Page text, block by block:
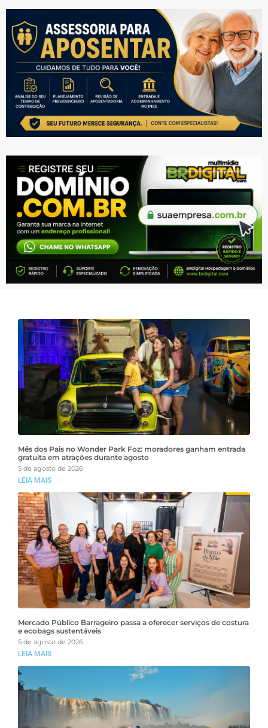
Mês dos Pais no Wonder Park Foz: moradores ganham entrada
gratuita em atrações durante agosto
5 de agosto de 2026
LEIA MAIS
Mercado Público Barrageiro passa a oferecer serviços de costura
e ecobags sustentáveis
5 de agosto de 2026
LEIA MAIS